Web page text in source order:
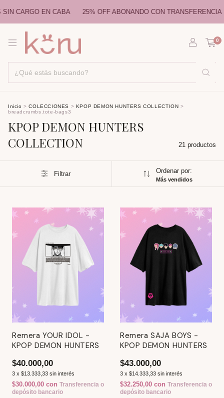
EN CABA 25% OFF ABONANDO CON TRANSFERENCIA
0
Inicio > COLECCIONES > KPOP DEMON HUNTERS COLLECTION >
breadcrumbs.tote-bags3
KPOP DEMON HUNTERS
COLLECTION
21 productos
Filtrar Ordenar por:
Más vendidos
Remera YOUR IDOL -
KPOP DEMON HUNTERS
$40.000,00
3 x $13.333,33 sin interés
$30.000,00 con Transferencia o
depósito bancario
Remera SAJA BOYS -
KPOP DEMON HUNTERS
$43.000,00
3 x $14.333,33 sin interés
$32.250,00 con Transferencia o
depósito bancario